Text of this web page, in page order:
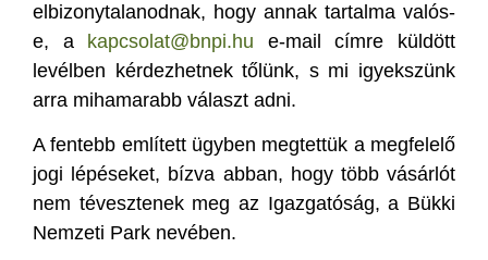
elbizonytalanodnak, hogy annak tartalma valós-
e, a kapcsolat@bnpi.hu e-mail címre küldött
levélben kérdezhetnek tőlünk, s mi igyekszünk
arra mihamarabb választ adni.
A fentebb említett ügyben megtettük a megfelelő
jogi lépéseket, bízva abban, hogy több vásárlót
nem tévesztenek meg az Igazgatóság, a Bükki
Nemzeti Park nevében.